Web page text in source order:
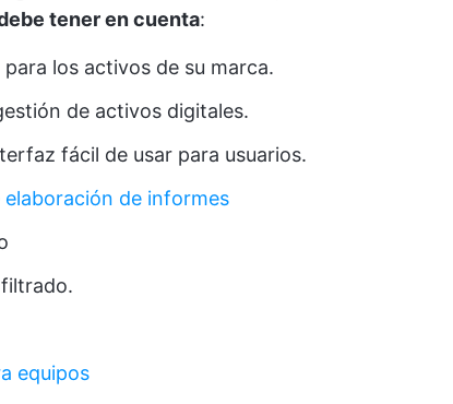
tener en cuenta:
los activos de su marca.
de activos digitales.
fácil de usar para usuarios.
elaboración de informes
equipos